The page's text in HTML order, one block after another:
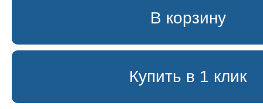
В корзину
Купить в 1 клик